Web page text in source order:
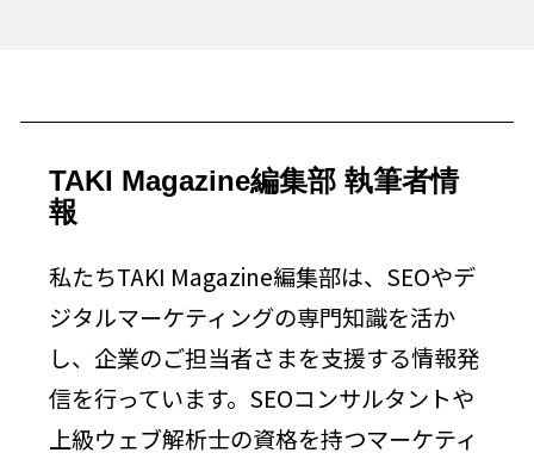
TAKI Magazine編集部 執筆者情
報
私たちTAKI Magazine編集部は、SEOやデ
ジタルマーケティングの専門知識を活か
し、企業のご担当者さまを支援する情報発
信を行っています。SEOコンサルタントや
上級ウェブ解析士の資格を持つマーケティ